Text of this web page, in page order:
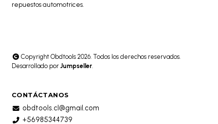
repuestos automotrices.
Copyright Obdtools 2026. Todos los derechos reservados.
Desarrollado por Jumpseller.
CONTÁCTANOS
obdtools.cl@gmail.com
+56985344739